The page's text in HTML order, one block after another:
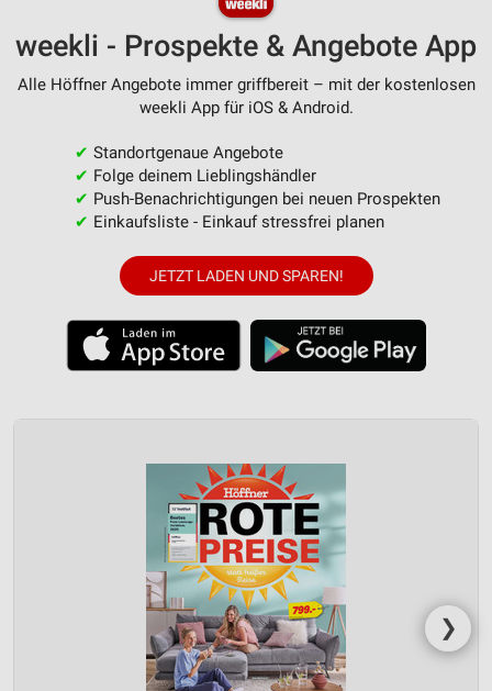
weekli - Prospekte & Angebote App
Alle Höffner Angebote immer griffbereit – mit der kostenlosen
weekli App für iOS & Android.
✔ Standortgenaue Angebote
✔ Folge deinem Lieblingshändler
✔ Push-Benachrichtigungen bei neuen Prospekten
✔ Einkaufsliste - Einkauf stressfrei planen
JETZT LADEN UND SPAREN!
❯